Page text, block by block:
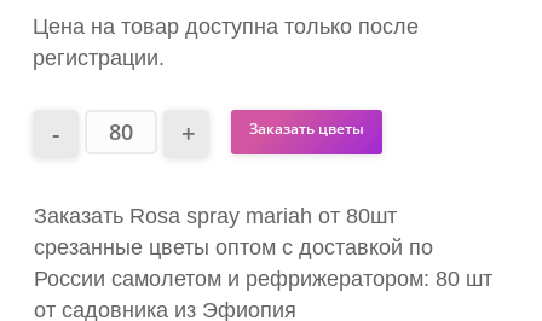
Цена на товар доступна только после
регистрации.
Заказать цветы
Заказать Rosa spray mariah от 80шт
срезанные цветы оптом с доставкой по
России самолетом и рефрижератором: 80 шт
от садовника из Эфиопия